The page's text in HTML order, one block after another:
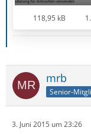
118,95 kB
mrb
Senior-
3. Juni 2015 um 23:26